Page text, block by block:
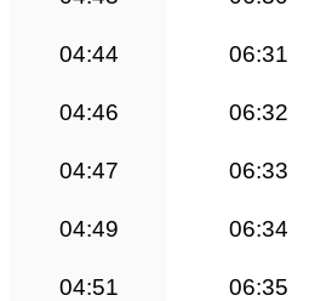
04:44 06:31
04:46 06:32
04:47 06:33
04:49 06:34
04:51 06:35